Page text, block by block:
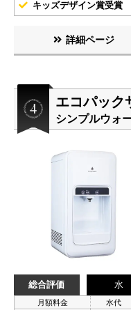
キッズデザイン賞受賞
詳細ページ
エコパック
シンプルウォ
総合評価 水
月額料金 水代